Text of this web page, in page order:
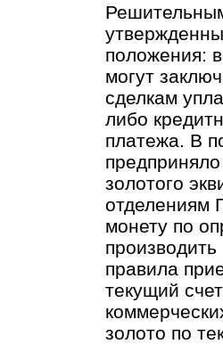
положения:
могут
сделкам
либо
платежа. В
золотого
отделениям
монету по
правила
текущий
золото по